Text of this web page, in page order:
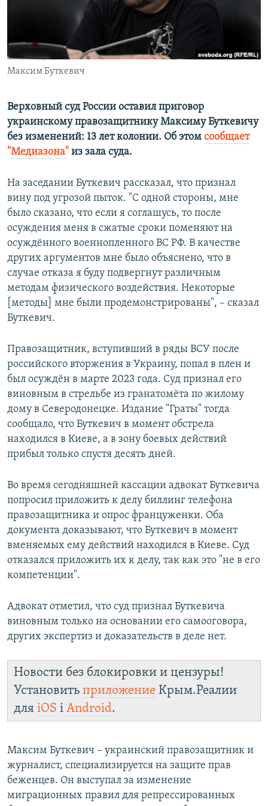
ПОБЕДИТЕЛЕЙ НЕ СУДЯТ?
КРЫМ.НЕПОКОРЕННЫЙ
ELIFBE
УКРАИНСКАЯ ПРОБЛЕМА КРЫМА
Максим Буткевич
Верховный суд России оставил приговор
украинскому правозащитнику Максиму Буткевичу
без изменений: 13 лет колонии. Об этом сообщает
"Медиазона" из зала суда.
На заседании Буткевич рассказал, что признал
вину под угрозой пыток. "С одной стороны, мне
было сказано, что если я соглашусь, то после
осуждения меня в сжатые сроки поменяют на
осуждённого военнопленного ВС РФ. В качестве
других аргументов мне было объяснено, что в
случае отказа я буду подвергнут различным
методам физического воздействия. Некоторые
[методы] мне были продемонстрированы", – сказал
Буткевич.
Правозащитник, вступивший в ряды ВСУ после
российского вторжения в Украину, попал в плен и
был осуждён в марте 2023 года. Суд признал его
виновным в стрельбе из гранатомёта по жилому
дому в Северодонецке. Издание "Граты" тогда
сообщало, что Буткевич в момент обстрела
находился в Киеве, а в зону боевых действий
прибыл только спустя десять дней.
Во время сегодняшней кассации адвокат Буткевича
попросил приложить к делу биллинг телефона
правозащитника и опрос француженки. Оба
документа доказывают, что Буткевич в момент
вменяемых ему действий находился в Киеве. Суд
отказался приложить их к делу, так как это "не в его
компетенции".
Адвокат отметил, что суд признал Буткевича
виновным только на основании его самооговора,
других экспертиз и доказательств в деле нет.
Новости без блокировки и цензуры!
Установить приложение Крым.Реалии
для iOS і Android.
Максим Буткевич – украинский правозащитник и
журналист, специализируется на защите прав
беженцев. Он выступал за изменение
миграционных правил для репрессированных